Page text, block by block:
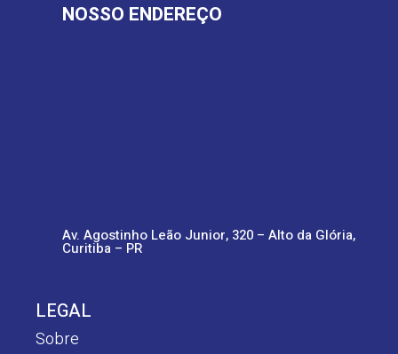
NOSSO ENDEREÇO
Av. Agostinho Leão Junior, 320 – Alto da Glória,
Curitiba – PR
LEGAL
Sobre